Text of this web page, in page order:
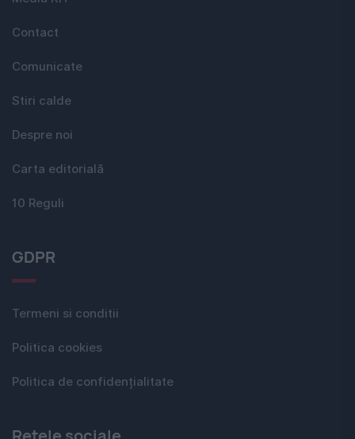
Contact
Comunicate
Stiri calde
Despre noi
Carta editorială
10 Reguli
GDPR
Termeni si conditii
Politica cookies
Politica de confidențialitate